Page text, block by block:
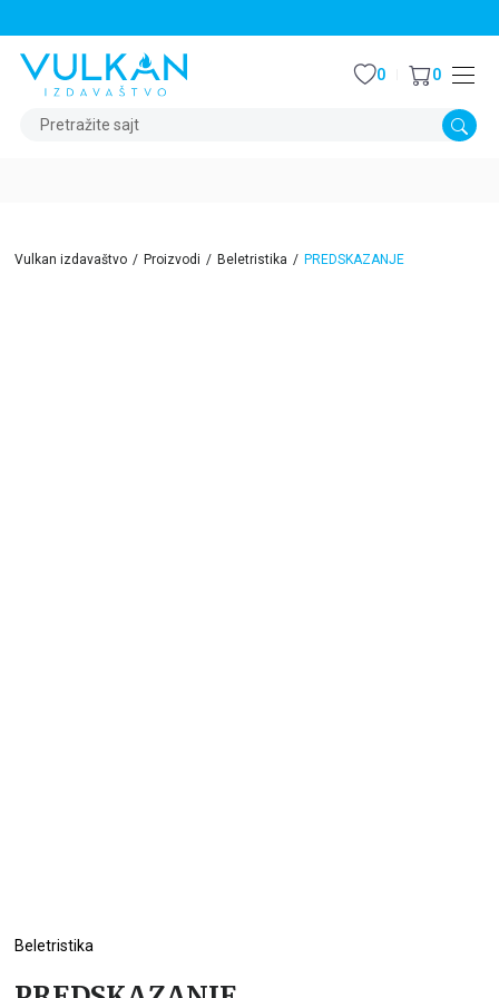
Pretražite sajt
0 0
Vulkan izdavaštvo Proizvodi Beletristika PREDSKAZANJE
Beletristika